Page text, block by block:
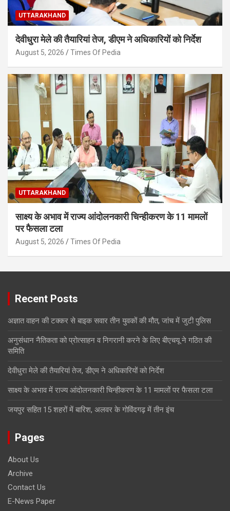
UTTARAKHAND
देवीधुरा मेले की तैयारियां तेज, डीएम ने अधिकारियों को निर्देश
August 5, 2026 Times Of Pedia
UTTARAKHAND
साक्ष्य के अभाव में राज्य आंदोलनकारी चिन्हीकरण के 11 मामलों
पर फैसला टला
August 5, 2026 Times Of Pedia
Recent Posts
अज्ञात वाहन की टक्कर से बाइक सवार तीन युवकों की मौत, जांच में जुटी पुलिस
अनुसंधान नैतिकता को प्रोत्साहन व निगरानी करने के लिए बीएचयू ने गठित की
समिति
देवीधुरा मेले की तैयारियां तेज, डीएम ने अधिकारियों को निर्देश
साक्ष्य के अभाव में राज्य आंदोलनकारी चिन्हीकरण के 11 मामलों पर फैसला टला
जयपुर सहित 15 शहरों में बारिश, अलवर के गोविंदगढ़ में तीन इंच
Pages
About Us
Archive
Contact Us
E-News Paper